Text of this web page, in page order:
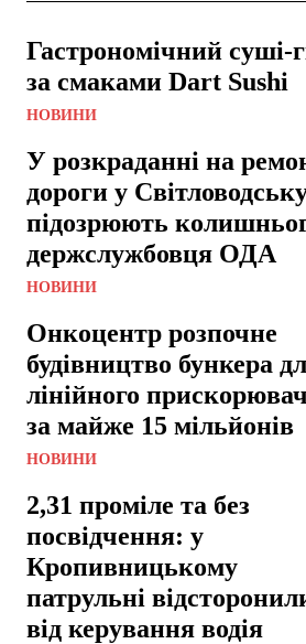
Гастрономічний суші-
за смаками Dart Sushi
НОВИНИ
У розкраданні на
дороги у
підозрюють
держслужбовця ОДА
НОВИНИ
Онкоцентр розпочне
будівництво бункера
лінійного
за майже 15 мільйонів
НОВИНИ
2,31 проміле та без
посвідчення: у
Кропивницькому
патрульні
від керування водія